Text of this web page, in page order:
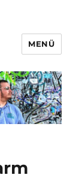
MENÜ